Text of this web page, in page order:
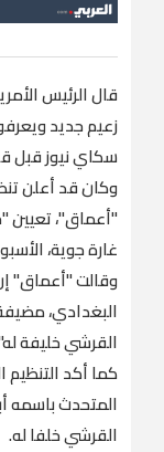
قال الرئيس
زعيم جديد
سكاي نيوز قبل
وكان قد أعلن
"أعماق"، تعيين
غارة جوية،
وقالت "أعماق"
البغدادي،
القرشي خليفة
كما أكد
المتحدث باسمه
القرشي خلفا له.